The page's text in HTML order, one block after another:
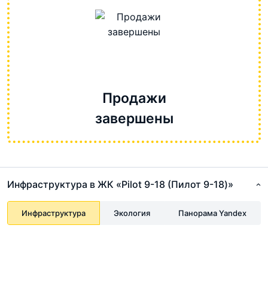
Продажи
завершены
Инфраструктура в ЖК «Pilot 9-18 (Пилот 9-18)»
Инфраструктура Экология Панорама Yandex